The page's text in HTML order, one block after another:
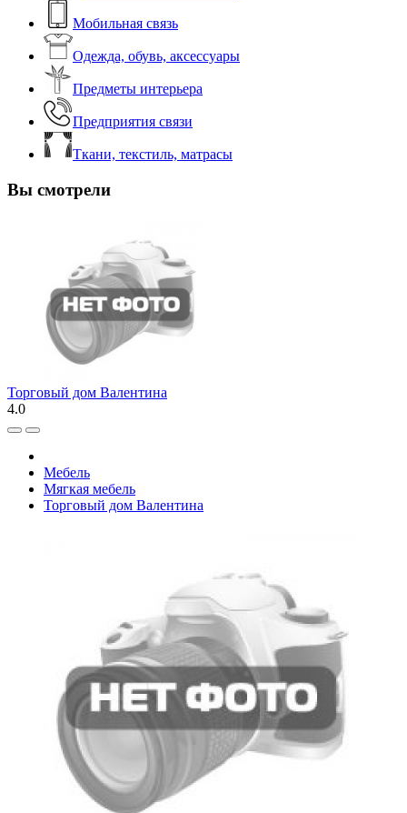
Мобильная связь
Одежда, обувь, аксессуары
Предметы интерьера
Предприятия связи
Ткани, текстиль, матрасы
Вы смотрели
Торговый дом Валентина
4.0
Мебель
Мягкая мебель
Торговый дом Валентина